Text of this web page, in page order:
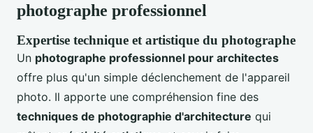
photographe professionnel
Expertise technique et artistique du photographe
Un photographe professionnel pour architectes
offre plus qu'un simple déclenchement de l'appareil
photo. Il apporte une compréhension fine des
techniques de photographie d'architecture qui